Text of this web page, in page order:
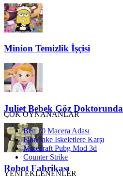
Minion Temizlik İşçisi
Juliet Bebek Göz Doktorunda
Robot Fabrikası
ÇOK OYNANANLAR
Ben 10 Macera Adası
Finn Jake İskeletlere Karşı
Minecraft Pubg Mod 3d
Counter Strike
YENİ EKLENENLER